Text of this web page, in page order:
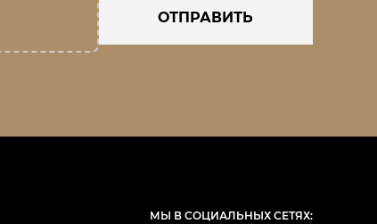
ОТПРАВИТЬ
МЫ В СОЦИАЛЬНЫХ СЕТЯХ: